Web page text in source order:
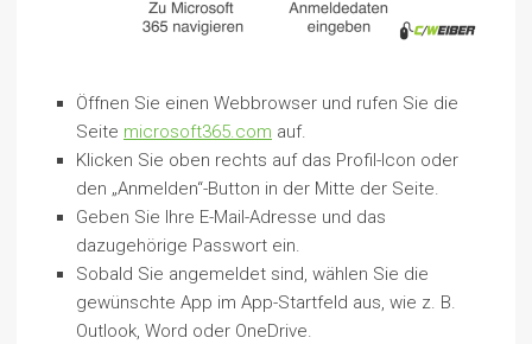
Öffnen Sie einen Webbrowser und rufen Sie die
Seite microsoft365.com auf.
Klicken Sie oben rechts auf das Profil-Icon oder
den „Anmelden“-Button in der Mitte der Seite.
Geben Sie Ihre E-Mail-Adresse und das
dazugehörige Passwort ein.
Sobald Sie angemeldet sind, wählen Sie die
gewünschte App im App-Startfeld aus, wie z. B.
Outlook, Word oder OneDrive.